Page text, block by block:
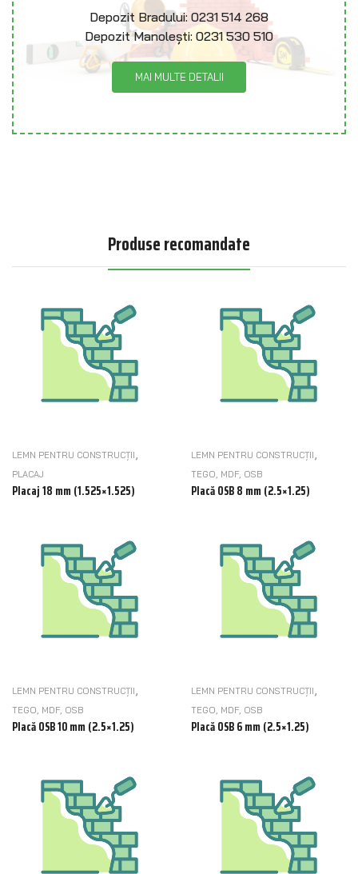
Depozit Bradului: 0231 514 268
Depozit Manolești: 0231 530 510
MAI MULTE DETALII
Produse recomandate
LEMN PENTRU CONSTRUCȚII ,
PLACAJ
Placaj 18 mm (1.525×1.525)
LEMN PENTRU CONSTRUCȚII ,
TEGO, MDF, OSB
Placă OSB 8 mm (2.5×1.25)
LEMN PENTRU CONSTRUCȚII ,
TEGO, MDF, OSB
Placă OSB 10 mm (2.5×1.25)
LEMN PENTRU CONSTRUCȚII ,
TEGO, MDF, OSB
Placă OSB 6 mm (2.5×1.25)